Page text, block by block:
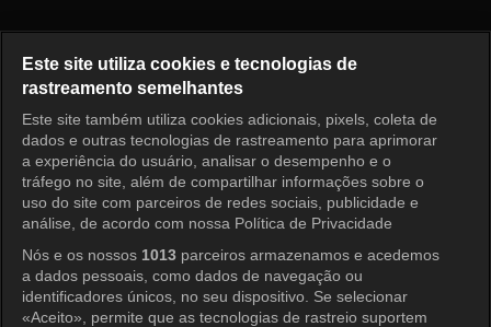
Entrar
Este site utiliza cookies e tecnologias de
rastreamento semelhantes
Este site também utiliza cookies adicionais, pixels, coleta de
dados e outras tecnologias de rastreamento para aprimorar
a experiência do usuário, analisar o desempenho e o
tráfego no site, além de compartilhar informações sobre o
uso do site com parceiros de redes sociais, publicidade e
análise, de acordo com nossa Política de Privacidade
Nós e os nossos 1013 parceiros armazenamos e acedemos
a dados pessoais, como dados de navegação ou
identificadores únicos, no seu dispositivo. Se selecionar
«Aceito», permite que as tecnologias de rastreio suportem